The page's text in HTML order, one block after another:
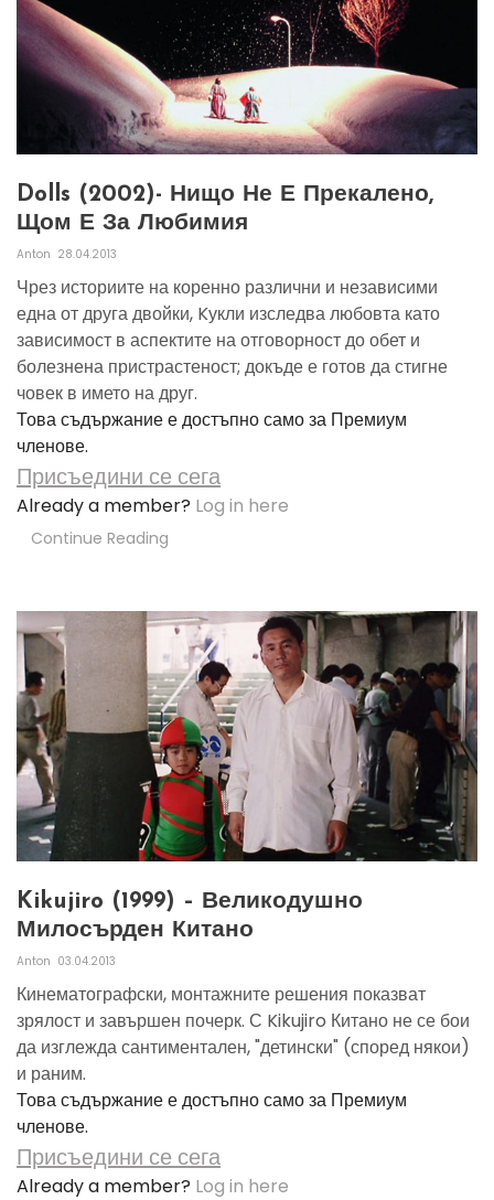
Dolls (2002)- Нищо Не Е Прекалено,
Щом Е За Любимия
Anton 28.04.2013
Чрез историите на коренно различни и независими
една от друга двойки, Kукли изследва любовта като
зависимост в аспектите на отговорност до обет и
болезнена пристрастеност; докъде е готов да стигне
човек в името на друг.
Това съдържание е достъпно само за Премиум
членове.
Присъедини се сега
Already a member? Log in here
Continue Reading
Kikujiro (1999) – Великодушно
Милосърден Китано
Anton 03.04.2013
Кинематографски, монтажните решения показват
зрялост и завършен почерк. С Kikujiro Китано не се бои
да изглежда сантиментален, "детински" (според някои)
и раним.
Това съдържание е достъпно само за Премиум
членове.
Присъедини се сега
Already a member? Log in here